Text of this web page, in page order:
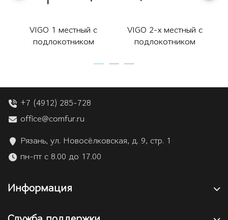
VIGO 1 местный с
подлокотником
VIGO 2-х местный с
подлокотником
+7 (4912) 285-728
office@comfur.ru
Рязань, ул. Новосёлковская, д. 9, стр. 1
пн-пт с 8.00 до 17.00
Информация